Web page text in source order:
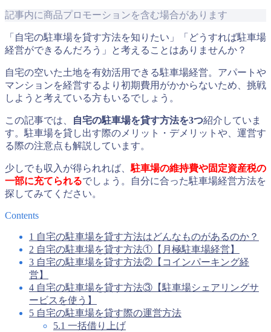
記事内に商品プロモーションを含む場合があります
「自宅の駐車場を貸す方法を知りたい」「どうすれば駐車場
経営ができるんだろう」と考えることはありませんか？
自宅の空いた土地を有効活用できる駐車場経営。アパートや
マンションを経営するより初期費用がかからないため、挑戦
しようと考えている方もいるでしょう。
この記事では、 自宅の駐車場を貸す方法を3つ紹介していま
す。駐車場を貸し出す際のメリット・デメリットや、運営す
る際の注意点も解説しています。
少しでも収入が得られれば、駐車場の維持費や固定資産税の
一部に充てられるでしょう。自分に合った駐車場経営方法を
探してみてください。
Contents
1 自宅の駐車場を貸す方法はどんなものがあるのか？
2 自宅の駐車場を貸す方法①【月極駐車場経営】
3 自宅の駐車場を貸す方法②【コインパーキング経
営】
4 自宅の駐車場を貸す方法③【駐車場シェアリングサ
ービスを使う】
5 自宅の駐車場を貸す際の運営方法
5.1 一括借り上げ